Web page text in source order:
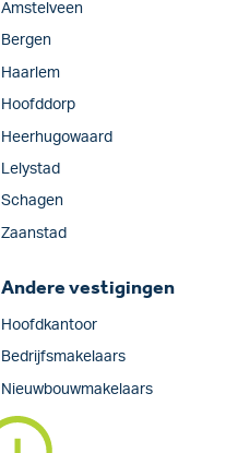
Amstelveen
Bergen
Haarlem
Hoofddorp
Heerhugowaard
Lelystad
Schagen
Zaanstad
Andere vestigingen
Hoofdkantoor
Bedrijfsmakelaars
Nieuwbouwmakelaars